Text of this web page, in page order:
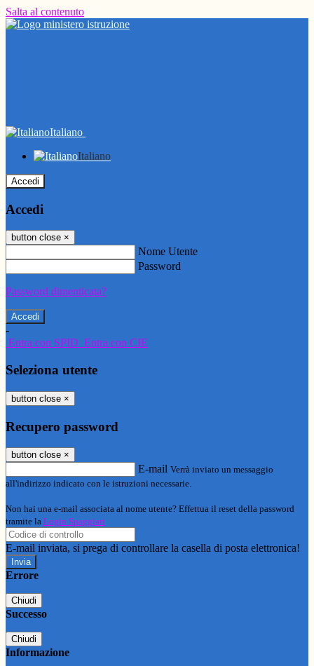
Salta al contenuto
Italiano
Italiano
Accedi
Accedi
button close ×
Nome Utente
Password
Password dimenticata?
-
Entra con SPID Entra con CIE
Seleziona utente
button close ×
Recupero password
button close ×
E-mail Verrà inviato un messaggio
all'indirizzo indicato con le istruzioni necessarie.
Non hai una e-mail associata al nome utente? Effettua il reset della password
tramite la Login Spaggiari
E-mail inviata, si prega di controllare la casella di posta elettronica!
Errore
Chiudi
Successo
Chiudi
Informazione